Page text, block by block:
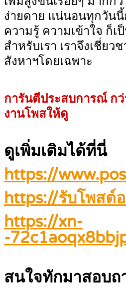
ง่ายดาย แน่นอนทุกวัน
ความรู้ ความเข้าใจ ก็เ
สำหรับเรา เราจึงเชี่ย
สังหาฯโดยเฉพาะ
การันตีประสบการณ์ กว่
งานโพสให้ดู
ดูเพิ่มเติมได้ที่นี่
https://
https://รับโพสต์
https://xn-
-
สนใจทักมาสอบถ